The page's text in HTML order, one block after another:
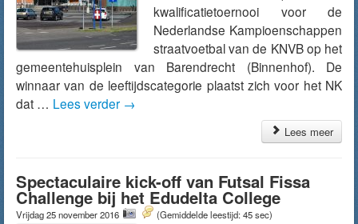
kwalificatietoernooi voor de
Nederlandse Kampioenschappen
straatvoetbal van de KNVB op het
gemeentehuisplein van Barendrecht (Binnenhof). De
winnaar van de leeftijdscategorie plaatst zich voor het NK
dat … Lees verder →
Lees meer
Spectaculaire kick-off van Futsal Fissa
Challenge bij het Edudelta College
Vrijdag 25 november 2016 (Gemiddelde leestijd: 45 sec)